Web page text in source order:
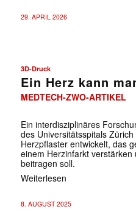
29. APRIL 2026
3D-Druck
Ein Herz kann
MEDTECH-ZWO-ARTIKEL
Ein interdisziplinäres
des Universitätsspitals
Herzpflaster entwickelt, das
einem Herzinfarkt
beitragen soll.
Weiterlesen
8. AUGUST 2025